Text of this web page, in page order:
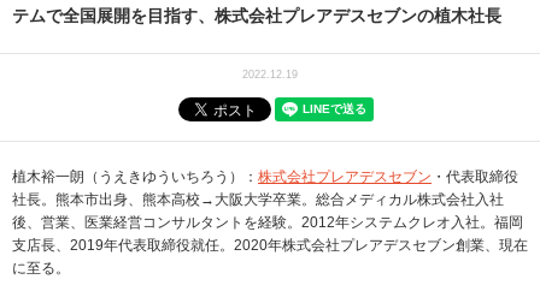
テムで全国展開を目指す、株式会社プレアデスセブンの植木社長
2022.12.19
植木裕一朗（うえきゆういちろう）： 株式会社プレアデスセブン ・代表取締役
社長。熊本市出身、熊本高校→大阪大学卒業。総合メディカル株式会社入社
後、営業、医業経営コンサルタントを経験。2012年システムクレオ入社。福岡
支店長、2019年代表取締役就任。2020年株式会社プレアデスセブン創業、現在
に至る。